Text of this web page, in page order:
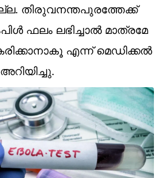
തിരുവനന്തപുരത്തേക്ക്
ഫലം ലഭിച്ചാൽ മാത്രമേ
എന്ന് മെഡിക്കൽ